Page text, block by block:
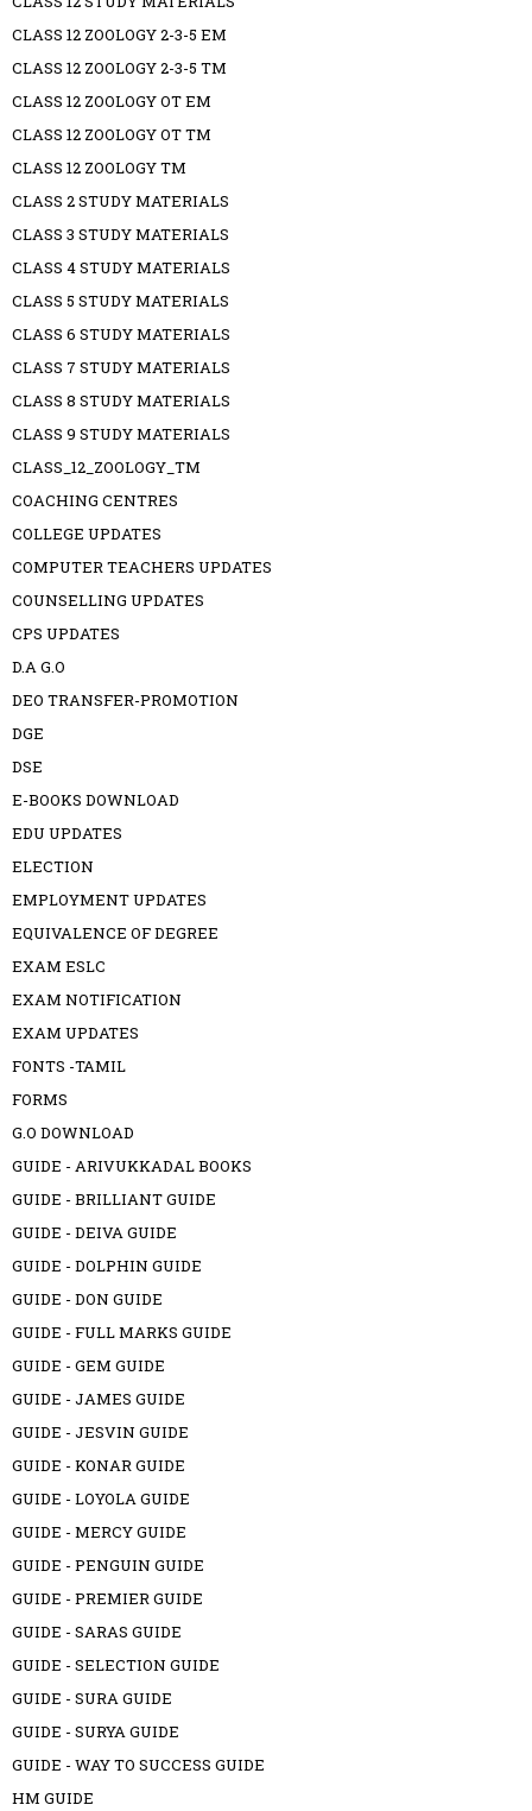
CLASS 12 ZOOLOGY 2-3-5 EM
CLASS 12 ZOOLOGY 2-3-5 TM
CLASS 12 ZOOLOGY OT EM
CLASS 12 ZOOLOGY OT TM
CLASS 12 ZOOLOGY TM
CLASS 2 STUDY MATERIALS
CLASS 3 STUDY MATERIALS
CLASS 4 STUDY MATERIALS
CLASS 5 STUDY MATERIALS
CLASS 6 STUDY MATERIALS
CLASS 7 STUDY MATERIALS
CLASS 8 STUDY MATERIALS
CLASS 9 STUDY MATERIALS
CLASS_12_ZOOLOGY_TM
COACHING CENTRES
COLLEGE UPDATES
COMPUTER TEACHERS UPDATES
COUNSELLING UPDATES
CPS UPDATES
D.A G.O
DEO TRANSFER-PROMOTION
DGE
DSE
E-BOOKS DOWNLOAD
EDU UPDATES
ELECTION
EMPLOYMENT UPDATES
EQUIVALENCE OF DEGREE
EXAM ESLC
EXAM NOTIFICATION
EXAM UPDATES
FONTS -TAMIL
FORMS
G.O DOWNLOAD
GUIDE - ARIVUKKADAL BOOKS
GUIDE - BRILLIANT GUIDE
GUIDE - DEIVA GUIDE
GUIDE - DOLPHIN GUIDE
GUIDE - DON GUIDE
GUIDE - FULL MARKS GUIDE
GUIDE - GEM GUIDE
GUIDE - JAMES GUIDE
GUIDE - JESVIN GUIDE
GUIDE - KONAR GUIDE
GUIDE - LOYOLA GUIDE
GUIDE - MERCY GUIDE
GUIDE - PENGUIN GUIDE
GUIDE - PREMIER GUIDE
GUIDE - SARAS GUIDE
GUIDE - SELECTION GUIDE
GUIDE - SURA GUIDE
GUIDE - SURYA GUIDE
GUIDE - WAY TO SUCCESS GUIDE
HM GUIDE